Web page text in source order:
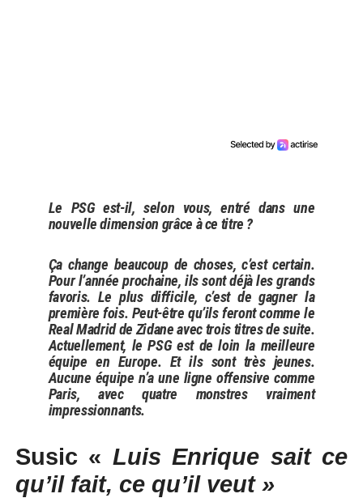
Le PSG est-il, selon vous, entré dans une
nouvelle dimension grâce à ce titre ?
Ça change beaucoup de choses, c’est certain.
Pour l’année prochaine, ils sont déjà les grands
favoris. Le plus difficile, c’est de gagner la
première fois. Peut-être qu’ils feront comme le
Real Madrid de Zidane avec trois titres de suite.
Actuellement, le PSG est de loin la meilleure
équipe en Europe. Et ils sont très jeunes.
Aucune équipe n’a une ligne offensive comme
Paris, avec quatre monstres vraiment
impressionnants.
Susic « Luis Enrique sait ce
qu’il fait, ce qu’il veut »